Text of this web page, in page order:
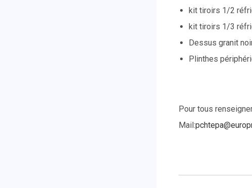
kit tiroirs 1/2
kit tiroirs 1/3
Dessus granit
Plinthes
Pour tous
Mail: